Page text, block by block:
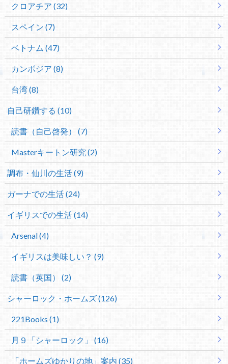
クロアチア (32)
スペイン (7)
ベトナム (47)
カンボジア (8)
台湾 (8)
自己研鑽する (10)
読書（自己啓発） (7)
Masterキートン研究 (2)
調布・仙川の生活 (9)
ガーナでの生活 (24)
イギリスでの生活 (14)
Arsenal (4)
イギリスは美味しい？ (9)
読書（英国） (2)
シャーロック・ホームズ (126)
221Books (1)
月９「シャーロック」 (16)
「ホームズゆかりの地」案内 (35)